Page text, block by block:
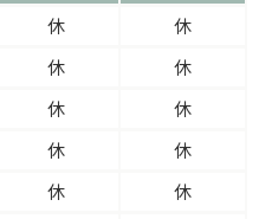
休
休
休
休
休
休
休
休
休
休